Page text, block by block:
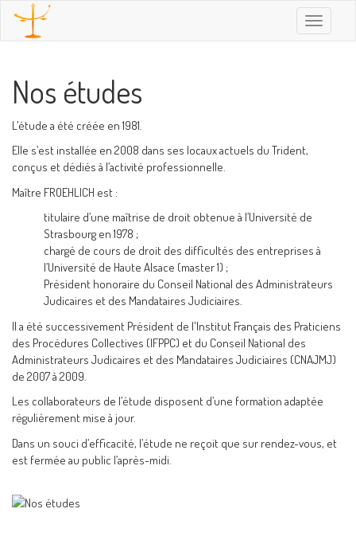
Toggle
Nos études
L’étude a été créée en 1981.
Elle s’est installée en 2008 dans ses locaux actuels du Trident,
conçus et dédiés à l’activité professionnelle.
Maître FROEHLICH est :
titulaire d’une maîtrise de droit obtenue à l’Université de
Strasbourg en 1978 ;
chargé de cours de droit des difficultés des entreprises à
l’Université de Haute Alsace (master 1) ;
Président honoraire du Conseil National des Administrateurs
Judicaires et des Mandataires Judiciaires.
Il a été successivement Président de l'Institut Français des Praticiens
des Procédures Collectives (IFPPC) et du Conseil National des
Administrateurs Judicaires et des Mandataires Judiciaires (CNAJMJ)
de 2007 à 2009.
Les collaborateurs de l’étude disposent d’une formation adaptée
régulièrement mise à jour.
Dans un souci d’efficacité, l’étude ne reçoit que sur rendez-vous, et
est fermée au public l’après-midi.